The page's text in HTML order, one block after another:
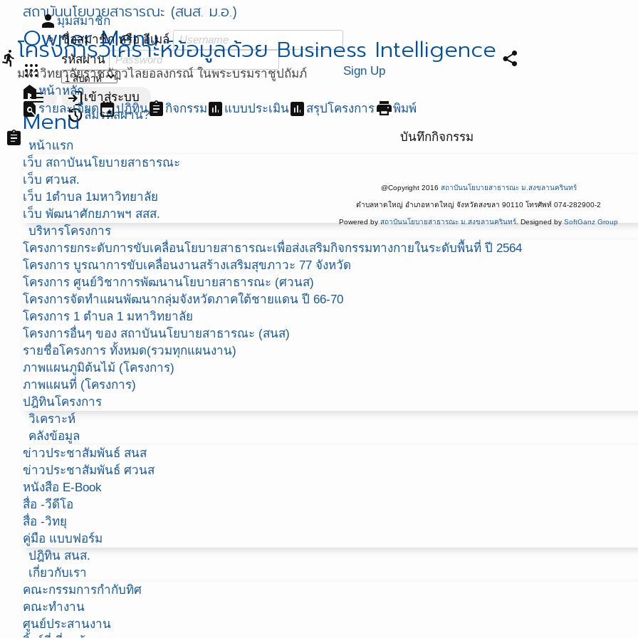
สถาบันนโยบายสาธารณะ (สนส. ม.อ.)
Owner Menu
apps
personมุมสมาชิก
ชื่อสมาชิก หรือ อีเมล์
รหัสผ่าน
loginเข้าสู่ระบบ
restoreลืมรหัสผ่าน?
Sign Up
menu
Menu
หน้าแรก
เว็บ สถาบันนโยบายสาธารณะ
เว็บ ศวนส.
เว็บ 1ตำบล 1มหาวิทยาลัย
เว็บ พัฒนาศักยภาพฯ สสส.
บริหารโครงการ
โครงการยกระดับการขับเคลื่อนโยบายสาธารณะเพื่อส่งเสริมกิจกรรมทางกายในระดับพื้นที่ ปี 2564
โครงการ บูรณาการขับเคลื่อนงานสร้างเสริมสุขภาวะ 77 จังหวัด
โครงการ ศูนย์วิชาการพัฒนานโยบายสาธารณะ (ศวนส)
โครงการจัดทำแผนพัฒนากลุ่มจังหวัดภาคใต้ชายแดน ปี 66-70
โครงการ 1 ตำบล 1 มหาวิทยาลัย
โครงการอื่นๆ ของ สถาบันนโยบายสาธารณะ (สนส)
รายชื่อโครงการ ทั้งหมด(รวมทุกแผนงาน)
ภาพแผนภูมิต้นไม้ (โครงการ)
ภาพแผนที่ (โครงการ)
ปฎิทินโครงการ
วิเคราะห์
คลังข้อมูล
ข่าวประชาสัมพันธ์ สนส
ข่าวประชาสัมพันธ์ ศวนส
หนังสือ E-Book
สื่อ -วีดีโอ
สื่อ -วิทยุ
คู่มือ แบบฟอร์ม
ปฎิทิน สนส.
เกี่ยวกับเรา
คณะกรรมการกำกับทิศ
คณะทำงาน
ศูนย์ประสานงาน
directions_runโครงการวิเคราะห์ข้อมูลด้วย Business Intelligence
มหาวิทยาลัยราชภัฏวไลยอลงกรณ์ ในพระบรมราชูปถัมภ์
share
homeหน้าหลัก
find_in_pageรายละเอียดeventปฏิทินassignmentกิจกรรมassessment แบบประเมินassessment สรุปโครงการprintพิมพ์
assignment บันทึกกิจกรรม
@Copyright 2016 สถาบันนโยบายสาธารณะ ม.สงขลานครินทร์
ตำบลหาดใหญ่ อำเภอหาดใหญ่ จังหวัดสงขลา 90110 โทรศัพท์ 074-282900-2
Powered byสถาบันนโยบายสาธารณะ ม.สงขลานครินทร์. Designed bySoftGanz Group